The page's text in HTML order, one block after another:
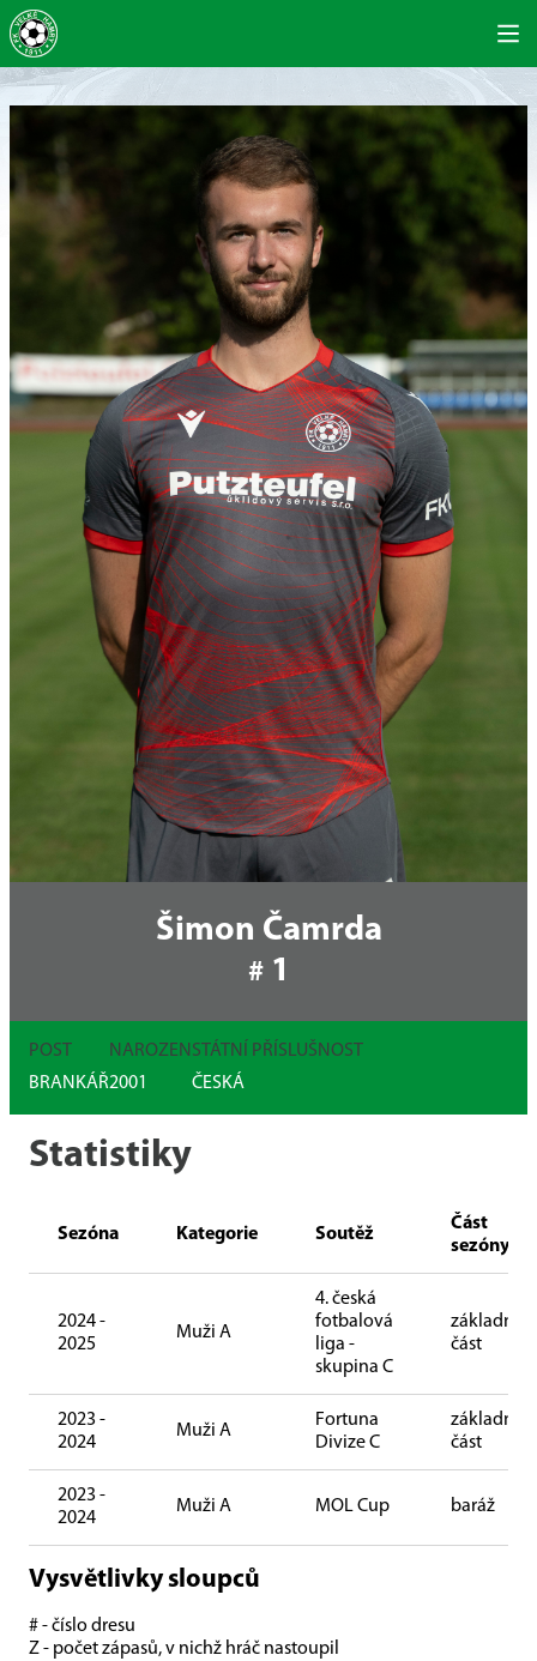
Šimon Čamrda
# 1
POST
BRANKÁŘ
NAROZEN
2001
STÁTNÍ PŘÍSLUŠNOST
ČESKÁ
Statistiky
Sezóna Kategorie Soutěž
Část
sezóny
2024 -
2025
Muži A
4. česká
fotbalová
liga -
skupina C
základní
část
2023 -
2024
Muži A
Fortuna
Divize C
základní
část
2023 -
2024
Muži A MOL Cup baráž
Vysvětlivky sloupců
# - číslo dresu
Z - počet zápasů, v nichž hráč nastoupil